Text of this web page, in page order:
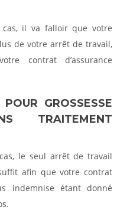
il va falloir que votre
de votre arrêt de travail,
contrat d’assurance
GROSSESSE
TRAITEMENT
le seul arrêt de travail
afin que votre contrat
indemnise étant donné